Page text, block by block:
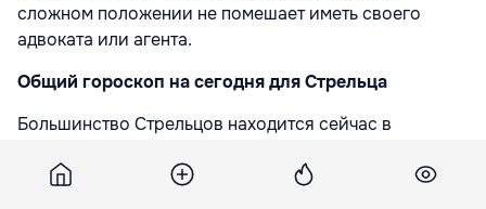
сложном положении не помешает иметь своего
адвоката или агента.
Общий гороскоп на сегодня для Стрельца
Большинство Стрельцов находится сейчас в
полностью контролировать текущую ситуацию.